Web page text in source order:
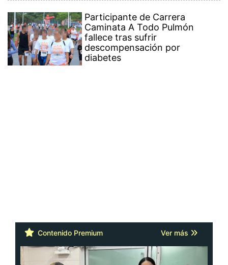
Participante de Carrera
Caminata A Todo Pulmón
fallece tras sufrir
descompensación por
diabetes
Contenido Premium Ver más